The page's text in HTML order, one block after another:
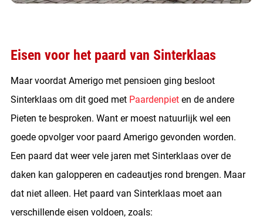
Eisen voor het paard van Sinterklaas
Maar voordat Amerigo met pensioen ging besloot
Sinterklaas om dit goed met Paardenpiet en de andere
Pieten te besproken. Want er moest natuurlijk wel een
goede opvolger voor paard Amerigo gevonden worden.
Een paard dat weer vele jaren met Sinterklaas over de
daken kan galopperen en cadeautjes rond brengen. Maar
dat niet alleen. Het paard van Sinterklaas moet aan
verschillende eisen voldoen, zoals: